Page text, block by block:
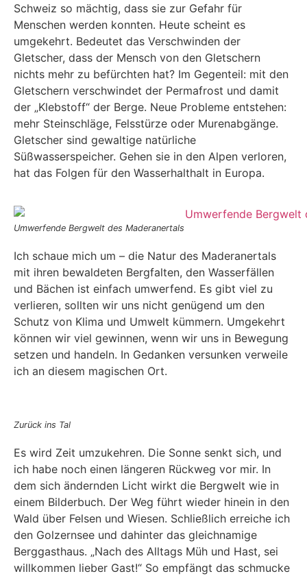
Schweiz so mächtig, dass sie zur Gefahr für
Menschen werden konnten. Heute scheint es
umgekehrt. Bedeutet das Verschwinden der
Gletscher, dass der Mensch von den Gletschern
nichts mehr zu befürchten hat? Im Gegenteil: mit den
Gletschern verschwindet der Permafrost und damit
der „Klebstoff“ der Berge. Neue Probleme entstehen:
mehr Steinschläge, Felsstürze oder Murenabgänge.
Gletscher sind gewaltige natürliche
Süßwasserspeicher. Gehen sie in den Alpen verloren,
hat das Folgen für den Wasserhalthalt in Europa.
Umwerfende Bergwelt des Maderanertals
Ich schaue mich um – die Natur des Maderanertals
mit ihren bewaldeten Bergfalten, den Wasserfällen
und Bächen ist einfach umwerfend. Es gibt viel zu
verlieren, sollten wir uns nicht genügend um den
Schutz von Klima und Umwelt kümmern. Umgekehrt
können wir viel gewinnen, wenn wir uns in Bewegung
setzen und handeln. In Gedanken versunken verweile
ich an diesem magischen Ort.
Zurück ins Tal
Es wird Zeit umzukehren. Die Sonne senkt sich, und
ich habe noch einen längeren Rückweg vor mir. In
dem sich ändernden Licht wirkt die Bergwelt wie in
einem Bilderbuch. Der Weg führt wieder hinein in den
Wald über Felsen und Wiesen. Schließlich erreiche ich
den Golzernsee und dahinter das gleichnamige
Berggasthaus. „Nach des Alltags Müh und Hast, sei
willkommen lieber Gast!“ So empfängt das schmucke